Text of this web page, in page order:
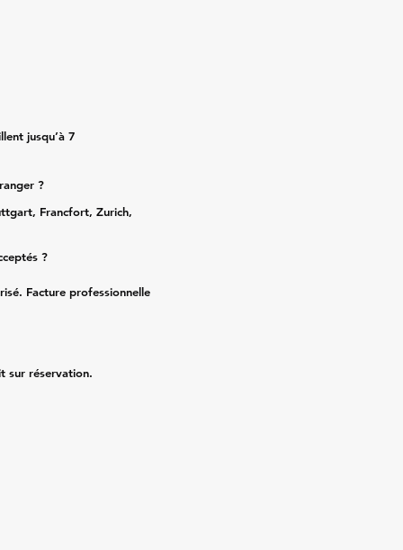
jusqu’à 7
?
Francfort, Zurich,
?
Facture professionnelle
sur réservation.